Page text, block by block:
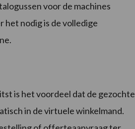
voor de machines
het nodig is de volledige
is het voordeel dat de gezochte
in de virtuele winkelmand.